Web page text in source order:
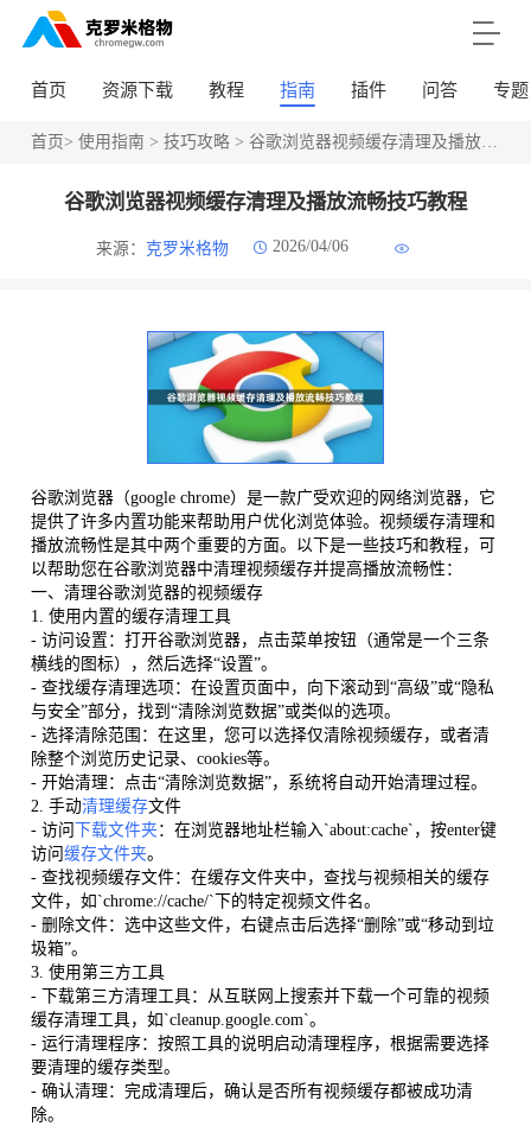
首页 资源下载 教程 指南 插件 问答 专题
首页> 使用指南 > 技巧攻略> 谷歌浏览器视频缓存清理及播放流畅技巧教程
谷歌浏览器视频缓存清理及播放流畅技巧教程
来源： 克罗米格物 2026/04/06
谷歌浏览器（google chrome）是一款广受欢迎的网络浏览器，它
提供了许多内置功能来帮助用户优化浏览体验。视频缓存清理和
播放流畅性是其中两个重要的方面。以下是一些技巧和教程，可
以帮助您在谷歌浏览器中清理视频缓存并提高播放流畅性：
一、清理谷歌浏览器的视频缓存
1. 使用内置的缓存清理工具
- 访问设置：打开谷歌浏览器，点击菜单按钮（通常是一个三条
横线的图标），然后选择“设置”。
- 查找缓存清理选项：在设置页面中，向下滚动到“高级”或“隐私
与安全”部分，找到“清除浏览数据”或类似的选项。
- 选择清除范围：在这里，您可以选择仅清除视频缓存，或者清
除整个浏览历史记录、cookies等。
- 开始清理：点击“清除浏览数据”，系统将自动开始清理过程。
2. 手动清理缓存文件
- 访问
下载文件夹 ：在浏览器地址栏输入`about:cache`，按enter键
访问 缓存文件夹。
- 查找视频缓存文件：在缓存文件夹中，查找与视频相关的缓存
文件，如`chrome://cache/`下的特定视频文件名。
- 删除文件：选中这些文件，右键点击后选择“删除”或“移动到垃
圾箱”。
3. 使用第三方工具
- 下载第三方清理工具：从互联网上搜索并下载一个可靠的视频
缓存清理工具，如`cleanup.google.com`。
- 运行清理程序：按照工具的说明启动清理程序，根据需要选择
要清理的缓存类型。
- 确认清理：完成清理后，确认是否所有视频缓存都被成功清
除。